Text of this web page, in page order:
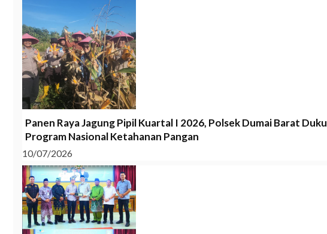
Panen Raya Jagung Pipil Kuartal I 2026, Polsek Dumai Barat
Program Nasional Ketahanan Pangan
10/07/2026